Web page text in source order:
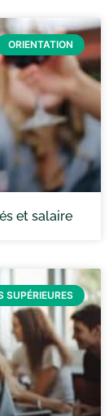
ORIENTATION
et salaire
SUPÉRIEURES